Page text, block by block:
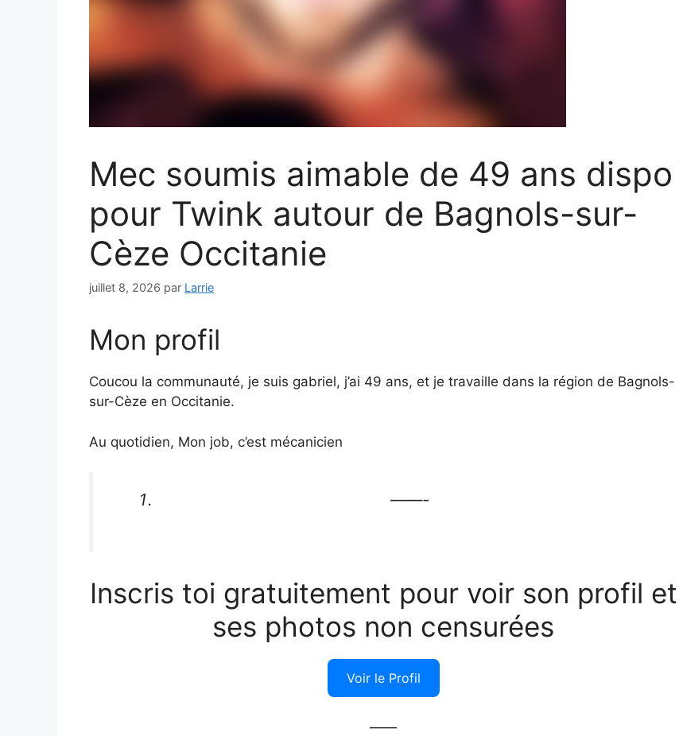
Mec soumis aimable de 49 ans dispo
pour Twink autour de Bagnols-sur-
Cèze Occitanie
juillet 8, 2026 par Larrie
Mon profil
Coucou la communauté, je suis gabriel, j’ai 49 ans, et je travaille dans la région de Bagnols-
sur-Cèze en Occitanie.
Au quotidien, Mon job, c’est mécanicien
——-
Inscris toi gratuitement pour voir son profil et
ses photos non censurées
Voir le Profil
——